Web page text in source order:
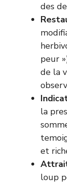
des
peur
de la
la
et
loup